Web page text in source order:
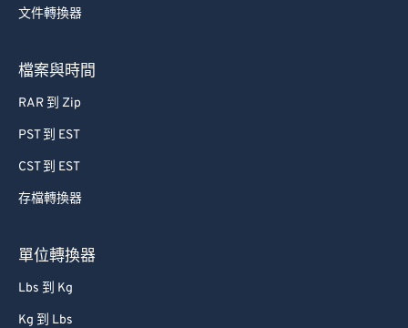
文件轉換器
檔案與時間
RAR 到 Zip
PST 到 EST
CST 到 EST
存檔轉換器
單位轉換器
Lbs 到 Kg
Kg 到 Lbs